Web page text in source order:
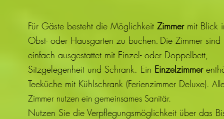
Für Gäste besteht die Möglichkeit Zimmermit Blick
Obst- oder Hausgarten zu buchen. Die Zimmer sind
einfach ausgestattet mit Einzel- oder Doppelbett,
Sitzgelegenheit und Schrank. Ein Einzelzimmer
Teeküche mit Kühlschrank (Ferienzimmer Deluxe).
Zimmer nutzen ein gemeinsames Sanitär.
Nutzen Sie die Verpflegungsmöglichkeit über das